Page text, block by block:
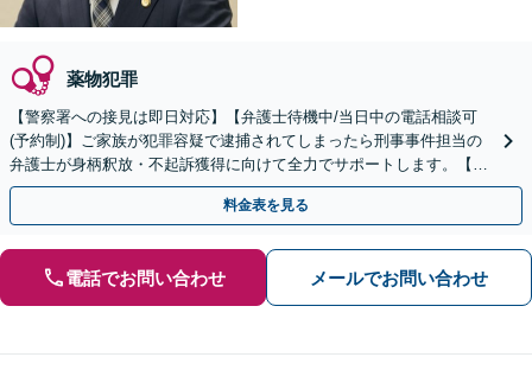
薬物犯罪
【警察署への接見は即日対応】【弁護士待機中/当日中の電話相談可
(予約制)】ご家族が犯罪容疑で逮捕されてしまったら刑事事件担当の
弁護士が身柄釈放・不起訴獲得に向けて全力でサポートします。【毎
月100名以上の相談実績】【全国対応】
料金表を見る
電話でお問い合わせ メールでお問い合わせ